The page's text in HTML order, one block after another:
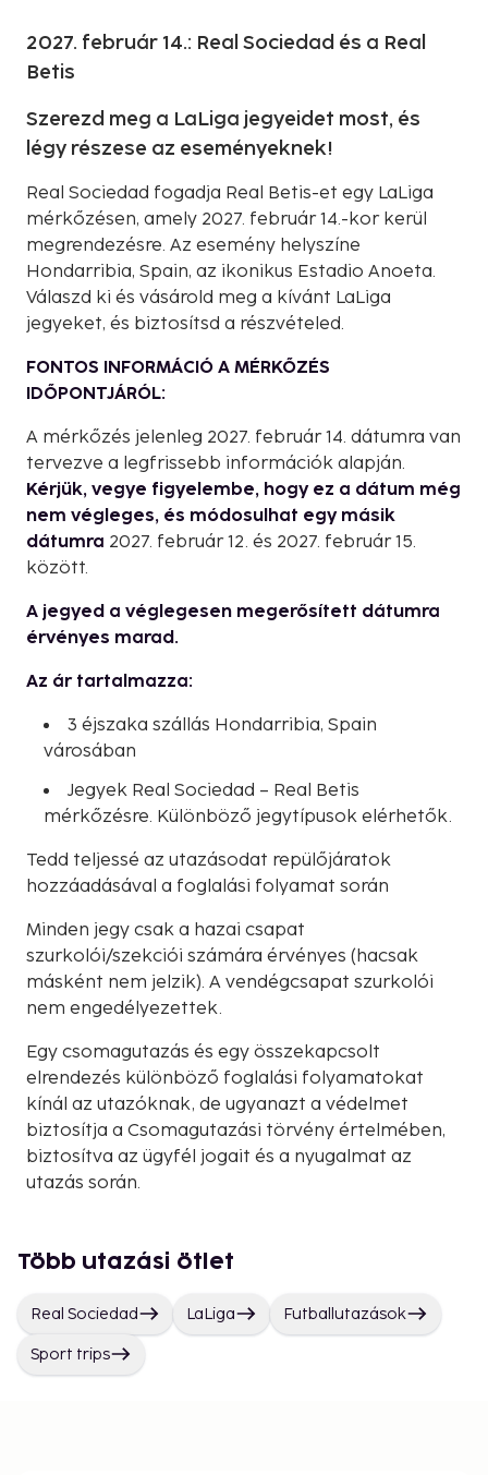
2027. február 14.: Real Sociedad és a Real
Betis
Szerezd meg a LaLiga jegyeidet most, és
légy részese az eseményeknek!
Real Sociedad fogadja Real Betis-et egy LaLiga
mérkőzésen, amely 2027. február 14.-kor kerül
megrendezésre. Az esemény helyszíne
Hondarribia, Spain, az ikonikus Estadio Anoeta.
Válaszd ki és vásárold meg a kívánt LaLiga
jegyeket, és biztosítsd a részvételed.
FONTOS INFORMÁCIÓ A MÉRKŐZÉS
IDŐPONTJÁRÓL:
A mérkőzés jelenleg 2027. február 14. dátumra van
tervezve a legfrissebb információk alapján.
Kérjük, vegye figyelembe, hogy ez a dátum még
nem végleges, és módosulhat egy másik
dátumra 2027. február 12. és 2027. február 15.
között.
A jegyed a véglegesen megerősített dátumra
érvényes marad.
Az ár tartalmazza:
3 éjszaka szállás Hondarribia, Spain
városában
Jegyek Real Sociedad – Real Betis
mérkőzésre. Különböző jegytípusok elérhetők.
Tedd teljessé az utazásodat repülőjáratok
hozzáadásával a foglalási folyamat során
Minden jegy csak a hazai csapat
szurkolói/szekciói számára érvényes (hacsak
másként nem jelzik). A vendégcsapat szurkolói
nem engedélyezettek.
Egy csomagutazás és egy összekapcsolt
elrendezés különböző foglalási folyamatokat
kínál az utazóknak, de ugyanazt a védelmet
biztosítja a Csomagutazási törvény értelmében,
biztosítva az ügyfél jogait és a nyugalmat az
utazás során.
Több utazási ötlet
Real Sociedad LaLiga Futballutazások
Sport trips